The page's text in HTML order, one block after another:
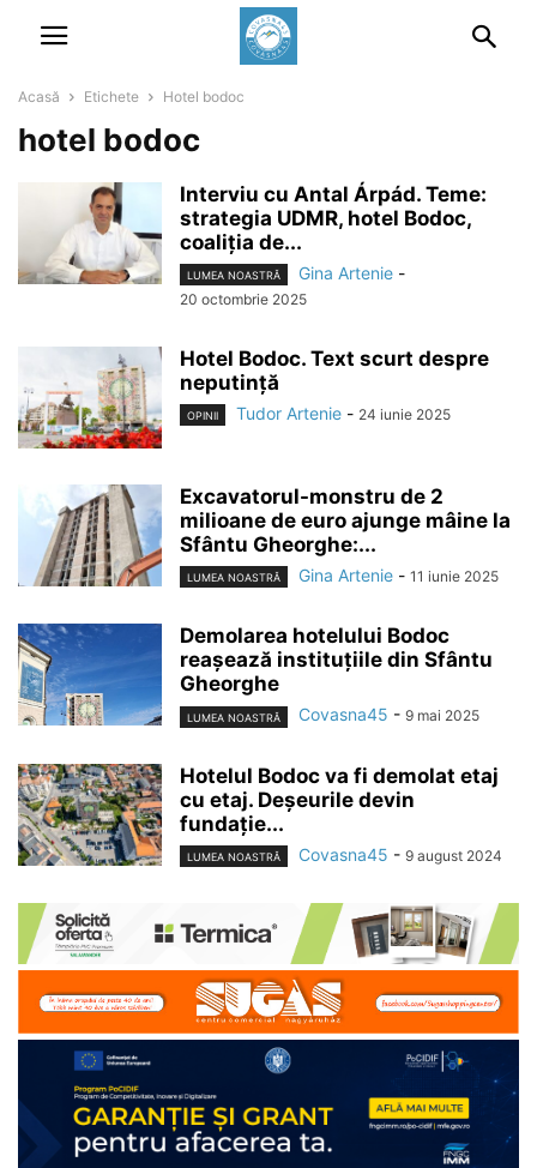
Acasă Etichete Hotel bodoc
hotel bodoc
Interviu cu Antal Árpád. Teme:
strategia UDMR, hotel Bodoc,
coaliția de...
LUMEA NOASTRĂ Gina Artenie -
20 octombrie 2025
Hotel Bodoc. Text scurt despre
neputință
OPINII Tudor Artenie - 24 iunie 2025
Excavatorul-monstru de 2
milioane de euro ajunge mâine la
Sfântu Gheorghe:...
LUMEA NOASTRĂ Gina Artenie - 11 iunie 2025
Demolarea hotelului Bodoc
reașează instituțiile din Sfântu
Gheorghe
LUMEA NOASTRĂ Covasna45 - 9 mai 2025
Hotelul Bodoc va fi demolat etaj
cu etaj. Deșeurile devin
fundație...
LUMEA NOASTRĂ Covasna45 - 9 august 2024